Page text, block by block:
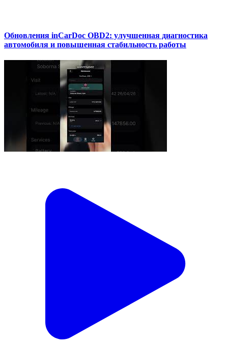
Обновления inCarDoc OBD2: улучшенная диагностика
автомобиля и повышенная стабильность работы